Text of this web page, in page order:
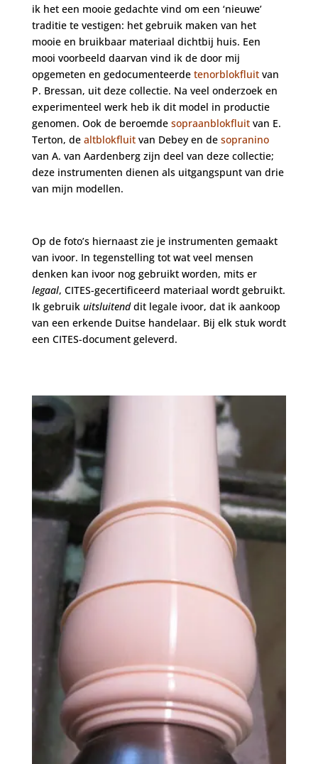
ik het een mooie gedachte vind om een ‘nieuwe’
traditie te vestigen: het gebruik maken van het
mooie en bruikbaar materiaal dichtbij huis. Een
mooi voorbeeld daarvan vind ik de door mij
opgemeten en gedocumenteerde tenorblokfluitvan
P. Bressan, uit deze collectie. Na veel onderzoek en
experimenteel werk heb ik dit model in productie
genomen. Ook de beroemde sopraanblokfluit van E.
Terton, de altblokfluitvan Debey en de sopranino
van A. van Aardenberg zijn deel van deze collectie;
deze instrumenten dienen als uitgangspunt van drie
van mijn modellen.
Op de foto’s hiernaast zie je instrumenten gemaakt
van ivoor. In tegenstelling tot wat veel mensen
denken kan ivoor nog gebruikt worden, mits er
legaal, CITES-gecertificeerd materiaal wordt gebruikt.
Ik gebruik uitsluitenddit legale ivoor, dat ik aankoop
van een erkende Duitse handelaar. Bij elk stuk wordt
een CITES-document geleverd.